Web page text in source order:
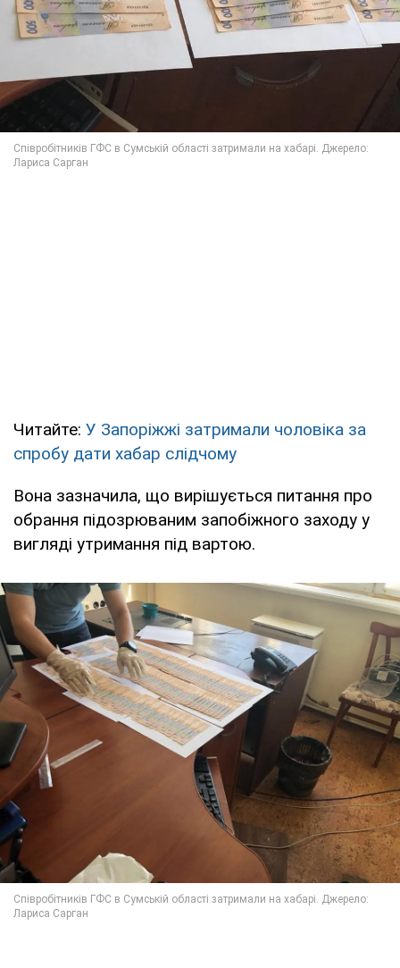
Читайте: У Запоріжжі затримали чоловіка за
спробу дати хабар слідчому
Вона зазначила, що вирішується питання про
обрання підозрюваним запобіжного заходу у
вигляді утримання під вартою.